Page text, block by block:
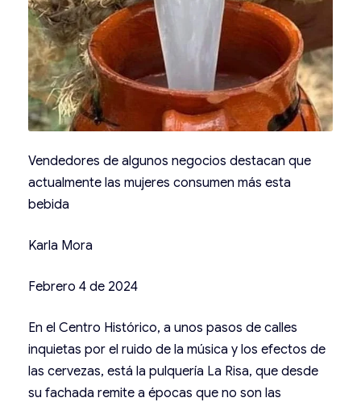
Vendedores de algunos negocios destacan que
actualmente las mujeres consumen más esta
bebida
Karla Mora
Febrero 4 de 2024
En el Centro Histórico, a unos pasos de calles
inquietas por el ruido de la música y los efectos de
las cervezas, está la pulquería La Risa, que desde
su fachada remite a épocas que no son las